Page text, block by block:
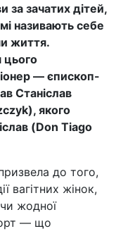
за зачатих дітей,
називають себе
життя.
цього
— єпископ-
Станіслав
якого
(Don Tiago
до того,
вагітних жінок,
жодної
— що